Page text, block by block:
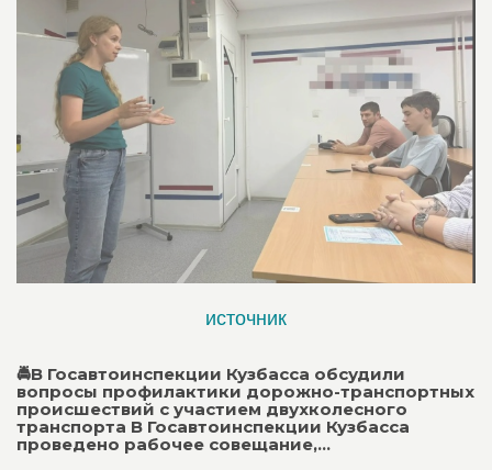
источник
🚔В Госавтоинспекции Кузбасса обсудили
вопросы профилактики дорожно-транспортных
происшествий с участием двухколесного
транспорта В Госавтоинспекции Кузбасса
проведено рабочее совещание,...